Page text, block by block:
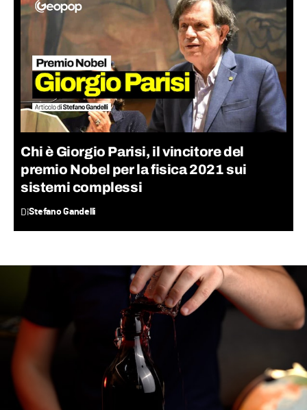
Chi è Giorgio Parisi, il vincitore del
premio Nobel per la fisica 2021 sui
sistemi complessi
DiStefano Gandelli